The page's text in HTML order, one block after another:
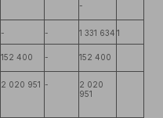
-
- - 1 331 634 1
152 400 - 152 400
2 020 951 -
2 020
951